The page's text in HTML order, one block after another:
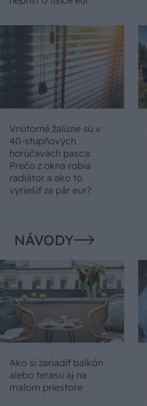
Vnútorné žalúzie sú v
40-stupňových
horúčavách pasca:
Prečo z okna robia
radiátor a ako to
vyriešiť za pár eur?
NÁVODY
Ako si zariadiť balkón
alebo terasu aj na
malom priestore